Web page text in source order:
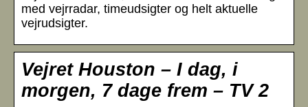
med vejrradar, timeudsigter og helt aktuelle
vejrudsigter.
Vejret Houston – I dag, i
morgen, 7 dage frem – TV 2